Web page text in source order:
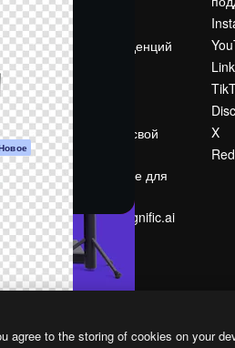
Вакансии
Поиск тенденций
Блог
События
Slidesgo
Продайте свой
контент
Помещение для
прессы
Ищете magnific.ai
X
agree to the storing of cookies on your